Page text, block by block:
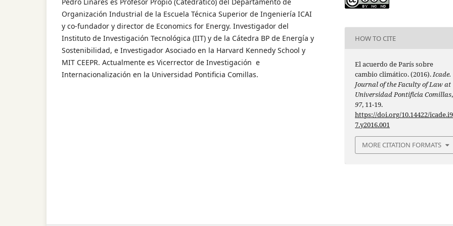
Organización Industrial de la Escuela Técnica Superior de Ingeniería ICAI
y co-fundador y director de Economics for Energy. Investigador del
Instituto de Investigación Tecnológica (IIT) y de la Cátedra BP de Energía y
Sostenibilidad, e Investigador Asociado en la Harvard Kennedy School y
MIT CEEPR. Actualmente es Vicerrector de Investigación e
Internacionalización en la Universidad Pontificia Comillas.
HOW TO CITE
El acuerdo de París sobre
cambio climático. (2016).Icade.
Journal of the Faculty of Law at
Universidad Pontificia Comillas,
97, 11-19.
https://doi.org/10.14422/icade.i9
7.y2016.001
MORE CITATION FORMATS